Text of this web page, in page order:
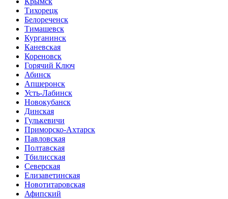
Тихорецк
Белореченск
Тимашевск
Курганинск
Каневская
Кореновск
Горячий Ключ
Абинск
Апшеронск
Усть-Лабинск
Новокубанск
Динская
Гулькевичи
Приморско-Ахтарск
Павловская
Полтавская
Тбилисская
Северская
Елизаветинская
Новотитаровская
Афипский